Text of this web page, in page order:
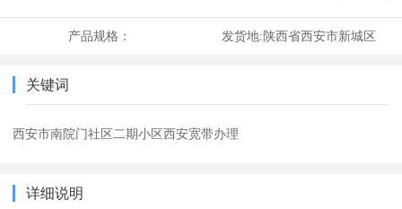
产品规格： 发货地:陕西省西安市新城区
关键词
西安市南院门社区二期小区西安宽带办理
详细说明